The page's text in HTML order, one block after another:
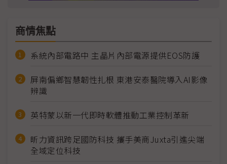
商情焦點
系統內部電路中 主晶片內部電源提供EOS防護
屏南偏鄉智慧韌性扎根 東港安泰醫院導入AI影像
辨識
英特蒙以新一代即時軟體推動工業控制革新
昕力資訊跨足國防科技 攜手美商Juxta引進尖端
全域定位科技